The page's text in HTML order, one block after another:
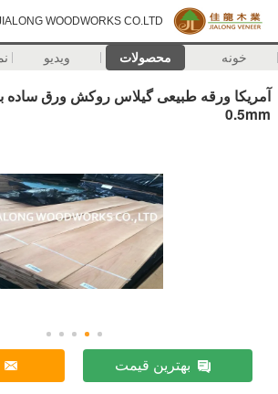
WOODWORKS CO.LTD
خونه محصولات ویدیو
آمریکا ورقه طبیعی گیلاس روکش ورق
0.5mm
بهترین قیمت